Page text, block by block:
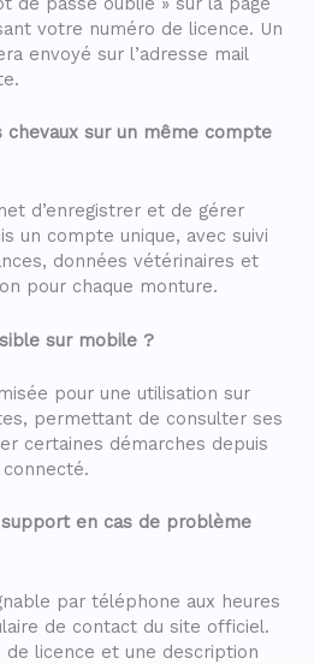
votre numéro de licence. Un
envoyé sur l’adresse mail
chevaux sur un même compte
d’enregistrer et de gérer
un compte unique, avec suivi
données vétérinaires et
pour chaque monture.
sur mobile ?
pour une utilisation sur
permettant de consulter ses
certaines démarches depuis
connecté.
en cas de problème
par téléphone aux heures
de contact du site officiel.
licence et une description